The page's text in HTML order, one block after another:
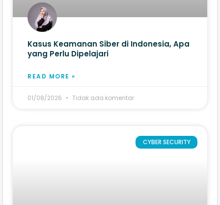
Kasus Keamanan Siber di Indonesia, Apa
yang Perlu Dipelajari
READ MORE »
01/08/2026 Tidak ada komentar
CYBER SECURITY